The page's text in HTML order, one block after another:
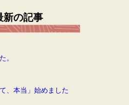
新の記事
。
、本当」始めました